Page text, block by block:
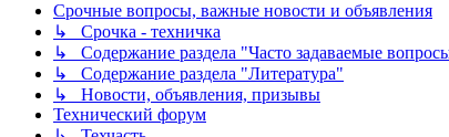
Срочные вопросы, важные новости и объявления
↳ Срочка - техничка
↳ Содержание раздела "Часто задаваемые
↳ Содержание раздела "Литература"
↳ Новости, объявления, призывы
Технический форум